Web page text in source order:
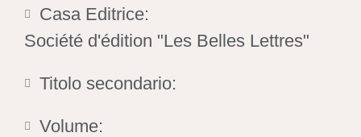
Casa Editrice:
Société d'édition "Les Belles Lettres"
Titolo secondario:
Volume: